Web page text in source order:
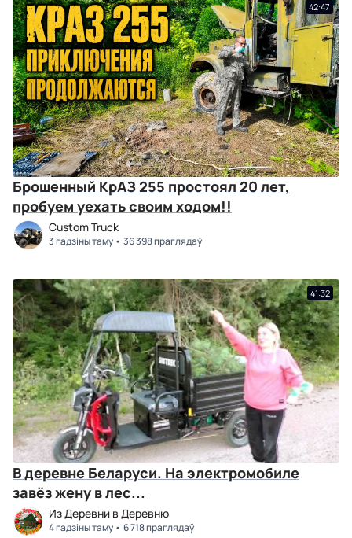
42:47
Брошенный КрАЗ 255 простоял 20 лет,
пробуем уехать своим ходом!!
Custom Truck
3 гадзіны таму 36 398 праглядаў
41:32
В деревне Беларуси. На электромобиле
завёз жену в лес...
Из Деревни в Деревню
4 гадзіны таму 6 718 праглядаў